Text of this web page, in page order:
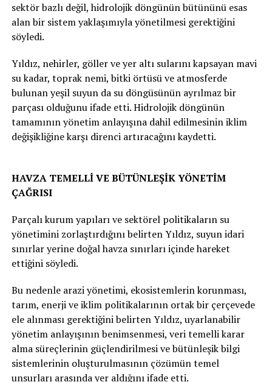
sektör bazlı değil, hidrolojik döngünün bütününü esas
alan bir sistem yaklaşımıyla yönetilmesi gerektiğini
söyledi.
Yıldız, nehirler, göller ve yer altı sularını kapsayan mavi
su kadar, toprak nemi, bitki örtüsü ve atmosferde
bulunan yeşil suyun da su döngüsünün ayrılmaz bir
parçası olduğunu ifade etti. Hidrolojik döngünün
tamamının yönetim anlayışına dahil edilmesinin iklim
değişikliğine karşı direnci artıracağını kaydetti.
HAVZA TEMELLİ VE BÜTÜNLEŞİK YÖNETİM
ÇAĞRISI
Parçalı kurum yapıları ve sektörel politikaların su
yönetimini zorlaştırdığını belirten Yıldız, suyun idari
sınırlar yerine doğal havza sınırları içinde hareket
ettiğini söyledi.
Bu nedenle arazi yönetimi, ekosistemlerin korunması,
tarım, enerji ve iklim politikalarının ortak bir çerçevede
ele alınması gerektiğini belirten Yıldız, uyarlanabilir
yönetim anlayışının benimsenmesi, veri temelli karar
alma süreçlerinin güçlendirilmesi ve bütünleşik bilgi
sistemlerinin oluşturulmasının çözümün temel
unsurları arasında yer aldığını ifade etti.